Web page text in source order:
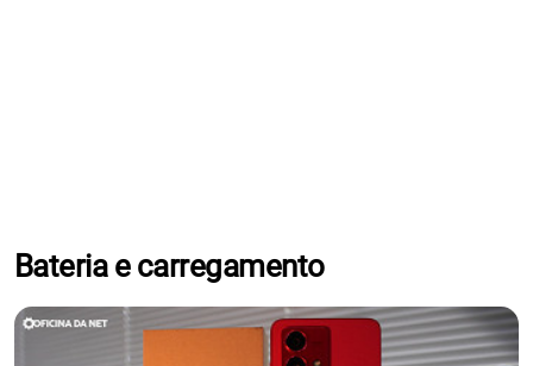
Bateria e carregamento